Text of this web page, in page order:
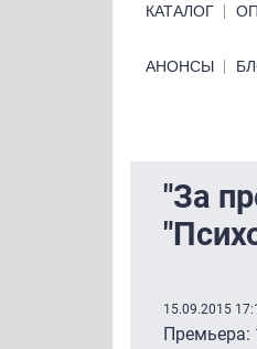
КАТАЛОГ
Primary links
АНОНСЫ
"За
15.09.2015
Премьера: